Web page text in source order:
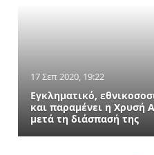
17 Σεπ 2020, 19:22
Εγκληματικό,
και παραμένει η Χρυσή
μετά τη διάσπασή της